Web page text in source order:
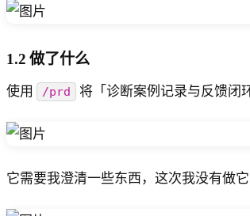
1.2 做了什么
使用 /prd 将「诊断案例记录与反馈闭
它需要我澄清一些东西，这次我没有做